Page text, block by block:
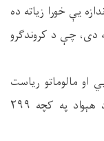
یې خورا زیاته ده
دی، چې د کروندګرو
او مالوماتو ریاست
شمېرې ښيي، چې په ۱۳۹۹یم کال کې د هېواد په کچه ۲۹۹